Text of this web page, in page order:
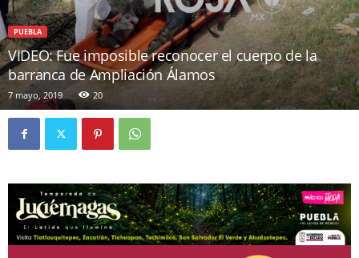
PUEBLA
VIDEO: Fue imposible reconocer el cuerpo de la
barranca de Ampliación Álamos
7 mayo, 2019 20